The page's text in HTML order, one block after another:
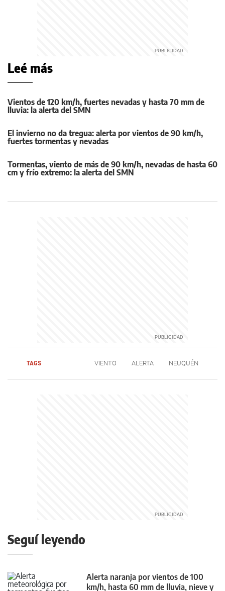
Leé más
Vientos de 120 km/h, fuertes nevadas y hasta 70 mm de
lluvia: la alerta del SMN
El invierno no da tregua: alerta por vientos de 90 km/h,
fuertes tormentas y nevadas
Tormentas, viento de más de 90 km/h, nevadas de hasta 60
cm y frío extremo: la alerta del SMN
TAGS VIENTO ALERTA NEUQUÉN
Seguí leyendo
Alerta naranja por vientos de 100
km/h, hasta 60 mm de lluvia, nieve y